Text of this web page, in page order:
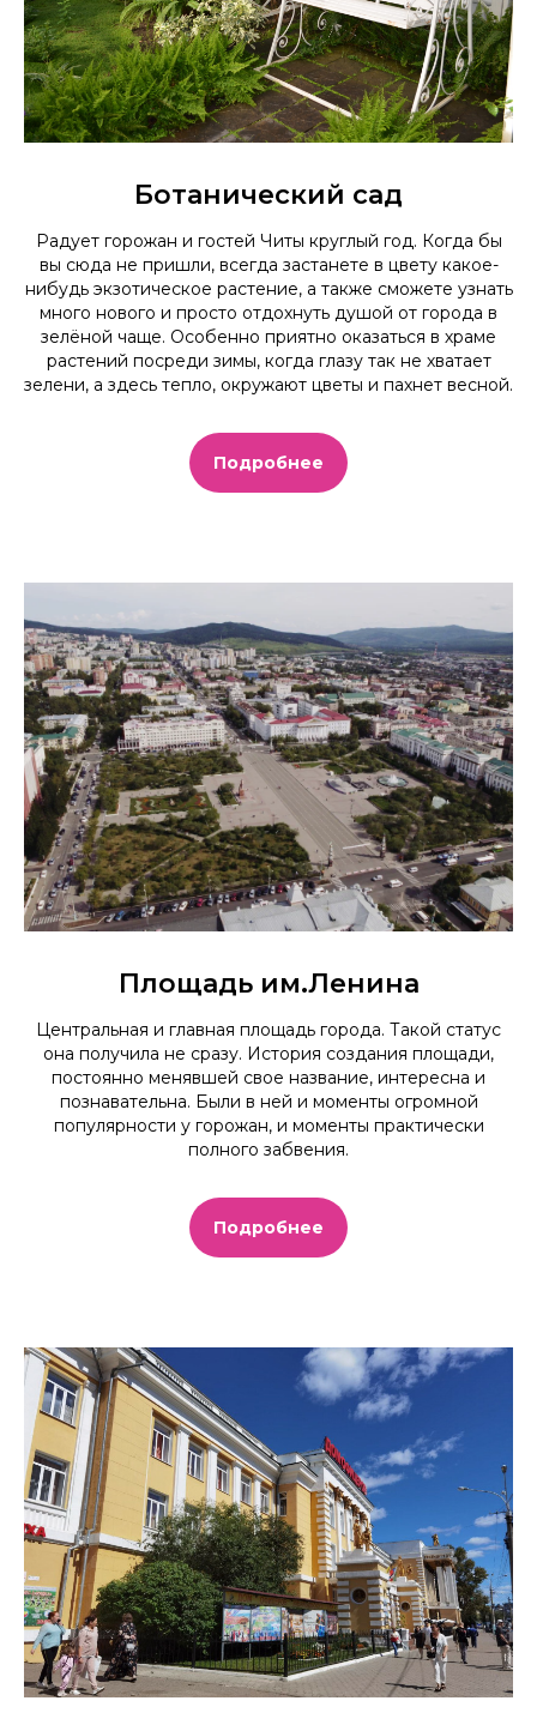
Ботанический сад
Радует горожан и гостей Читы круглый год. Когда бы
вы сюда не пришли, всегда застанете в цвету какое-
нибудь экзотическое растение, а также сможете узнать
много нового и просто отдохнуть душой от города в
зелёной чаще. Особенно приятно оказатьcя в храме
растений посреди зимы, когда глазу так не хватает
зелени, а здесь тепло, окружают цветы и пахнет весной.
Подробнее
Площадь им.Ленина
Центральная и главная площадь города. Такой статус
она получила не сразу. История создания площади,
постоянно менявшей свое название, интересна и
познавательна. Были в ней и моменты огромной
популярности у горожан, и моменты практически
полного забвения.
Подробнее